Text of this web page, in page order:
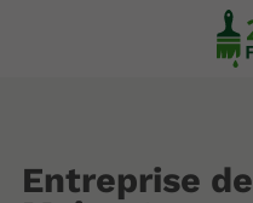
Entreprise